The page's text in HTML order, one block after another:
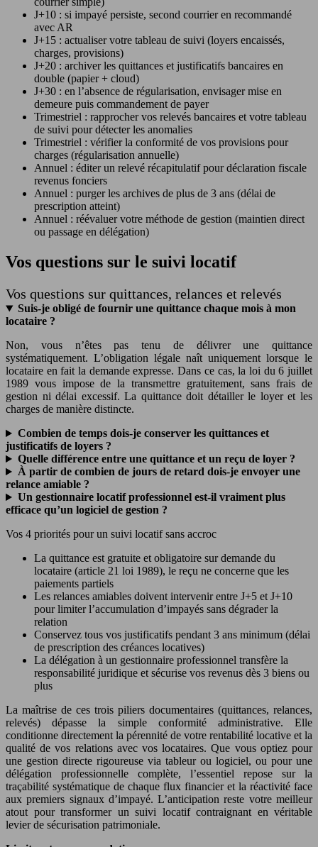
J+10 : si impayé persiste, second courrier en recommandé
avec AR
J+15 : actualiser votre tableau de suivi (loyers encaissés,
charges, provisions)
J+20 : archiver les quittances et justificatifs bancaires en
double (papier + cloud)
J+30 : en l’absence de régularisation, envisager mise en
demeure puis commandement de payer
Trimestriel : rapprocher vos relevés bancaires et votre tableau
de suivi pour détecter les anomalies
Trimestriel : vérifier la conformité de vos provisions pour
charges (régularisation annuelle)
Annuel : éditer un relevé récapitulatif pour déclaration fiscale
revenus fonciers
Annuel : purger les archives de plus de 3 ans (délai de
prescription atteint)
Annuel : réévaluer votre méthode de gestion (maintien direct
ou passage en délégation)
Vos questions sur le suivi locatif
Vos questions sur quittances, relances et relevés
Suis-je obligé de fournir une quittance chaque mois à mon
locataire ?
Non, vous n’êtes pas tenu de délivrer une quittance
systématiquement. L’obligation légale naît uniquement lorsque le
locataire en fait la demande expresse. Dans ce cas, la loi du 6 juillet
1989 vous impose de la transmettre gratuitement, sans frais de
gestion ni délai excessif. La quittance doit détailler le loyer et les
charges de manière distincte.
Combien de temps dois-je conserver les quittances et
justificatifs de loyers ?
Quelle différence entre une quittance et un reçu de loyer ?
À partir de combien de jours de retard dois-je envoyer une
relance amiable ?
Un gestionnaire locatif professionnel est-il vraiment plus
efficace qu’un logiciel de gestion ?
Vos 4 priorités pour un suivi locatif sans accroc
La quittance est gratuite et obligatoire sur demande du
locataire (article 21 loi 1989), le reçu ne concerne que les
paiements partiels
Les relances amiables doivent intervenir entre J+5 et J+10
pour limiter l’accumulation d’impayés sans dégrader la
relation
Conservez tous vos justificatifs pendant 3 ans minimum (délai
de prescription des créances locatives)
La délégation à un gestionnaire professionnel transfère la
responsabilité juridique et sécurise vos revenus dès 3 biens ou
plus
La maîtrise de ces trois piliers documentaires (quittances, relances,
relevés) dépasse la simple conformité administrative. Elle
conditionne directement la pérennité de votre rentabilité locative et la
qualité de vos relations avec vos locataires. Que vous optiez pour
une gestion directe rigoureuse via tableur ou logiciel, ou pour une
délégation professionnelle complète, l’essentiel repose sur la
traçabilité systématique de chaque flux financier et la réactivité face
aux premiers signaux d’impayé. L’anticipation reste votre meilleur
atout pour transformer un suivi locatif contraignant en véritable
levier de sécurisation patrimoniale.